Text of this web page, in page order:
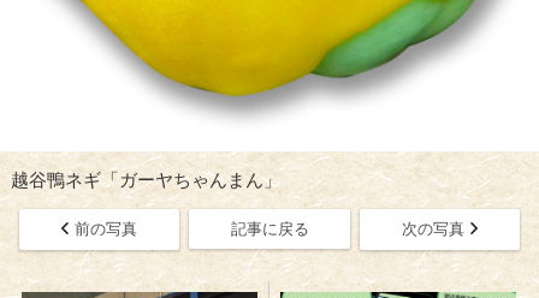
越谷鴨ネギ「ガーヤちゃんまん」
前の写真 記事に戻る 次の写真